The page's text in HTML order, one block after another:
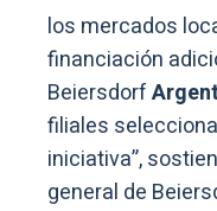
los mercados
financiación
Beiersdorf
filiales
iniciativa”,
general de